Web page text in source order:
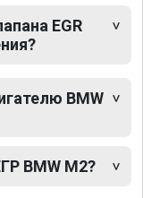
EGR
BMW
BMW M2?